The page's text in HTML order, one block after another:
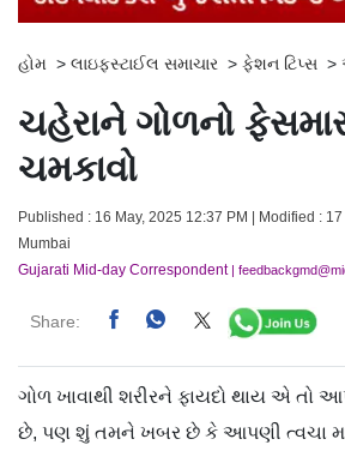
હોમ > લાઇફસ્ટાઈલ સમાચાર > ફેશન ટિપ્સ >
ચહેરાને ગોળનો
ચમકાવો
Published : 16 May, 2025 12:37 PM | Modified : 17
Mumbai
Gujarati Mid-day Correspondent|
Share:
ગોળ ખાવાથી શરીરને ફાયદો થાય એ
છે, પણ શું તમને ખબર છે કે આપણી ત્વચા